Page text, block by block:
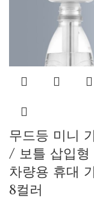
무드등 미니
/ 보틀 삽입형
차량용 휴대
8컬러